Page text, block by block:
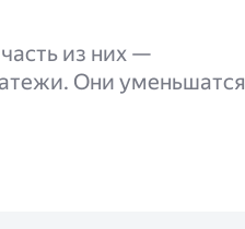
из них —
Они уменьшатся